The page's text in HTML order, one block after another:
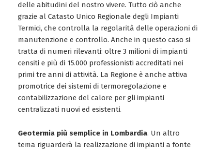
delle abitudini del nostro vivere. Tutto ciò anche
grazie al Catasto Unico Regionale degli Impianti
Termici, che controlla la regolarità delle operazioni di
manutenzione e controllo. Anche in questo caso si
tratta di numeri rilevanti: oltre 3 milioni di impianti
censiti e più di 15.000 professionisti accreditati nei
primi tre anni di attività. La Regione è anche attiva
promotrice dei sistemi di termoregolazione e
contabilizzazione del calore per gli impianti
centralizzati nuovi ed esistenti.
Geotermia più semplice in Lombardia. Un altro
tema riguarderà la realizzazione di impianti a fonte